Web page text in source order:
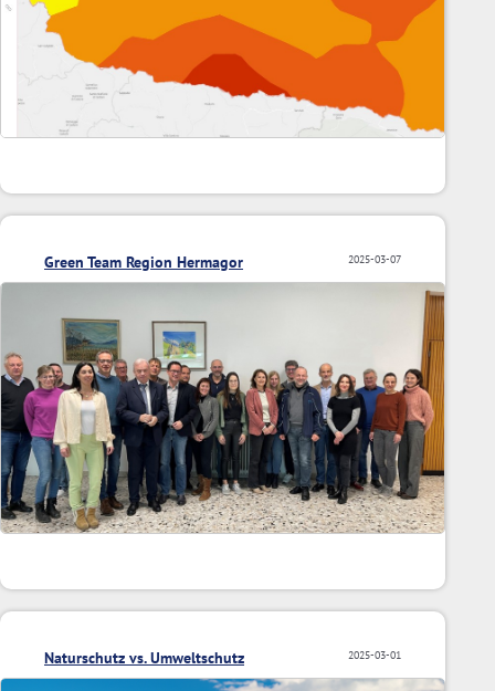
2025-03-07
Green Team Region Hermagor
2025-03-01
Naturschutz vs. Umweltschutz